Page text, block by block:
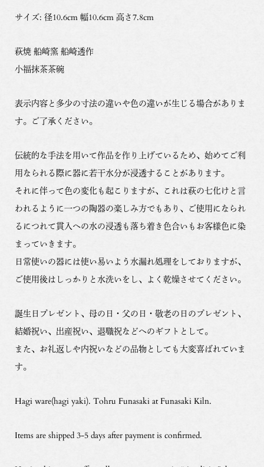
サイズ: 径10.6cm 幅10.6cm 高さ7.8cm
萩焼 船崎窯 船崎透作
小福抹茶茶碗
表示内容と多少の寸法の違いや色の違いが生じる場合がありま
す。ご了承ください。
伝統的な手法を用いて作品を作り上げているため、始めてご利
用なられる際に器に若干水分が浸透することがあります。
それに伴って色の変化も起こりますが、これは萩の七化けと言
われるように一つの陶器の楽しみ方でもあり、ご使用になられ
るにつれて貫入への水の浸透も落ち着き色合いもお客様色に染
まっていきます。
日常使いの器には使い易いよう水漏れ処理をしておりますが、
ご使用後はしっかりと水洗いをし、よく乾燥させてください。
誕生日プレゼント、母の日・父の日・敬老の日のプレゼント、
結婚祝い、出産祝い、退職祝などへのギフトとして。
また、お礼返しや内祝いなどの品物としても大変喜ばれていま
す。
Hagi ware(hagi yaki). Tohru Funasaki at Funasaki Kiln.
Items are shipped 3-5 days after payment is confirmed.